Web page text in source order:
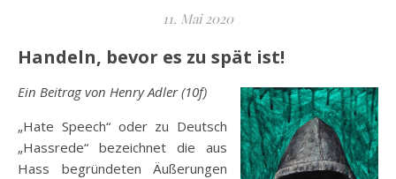
11. Mai 2020
Handeln, bevor es zu spät ist!
Ein Beitrag von Henry Adler (10f)
„Hate Speech“ oder zu Deutsch
„Hassrede“ bezeichnet die aus
Hass begründeten Äußerungen